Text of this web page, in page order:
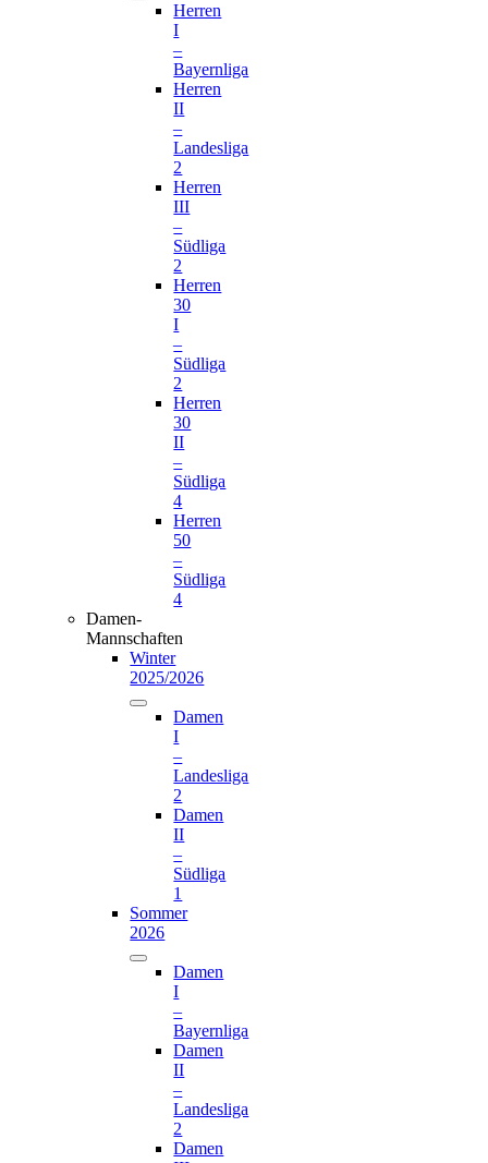
Herren
I
–
Bayernliga
Herren
II
–
Landesliga
2
Herren
III
–
Südliga
2
Herren
30
I
–
Südliga
2
Herren
30
II
–
Südliga
4
Herren
50
–
Südliga
4
Damen-
Mannschaften
Winter
2025/2026
Damen
I
–
Landesliga
2
Damen
II
–
Südliga
1
Sommer
2026
Damen
I
–
Bayernliga
Damen
II
–
Landesliga
2
Damen